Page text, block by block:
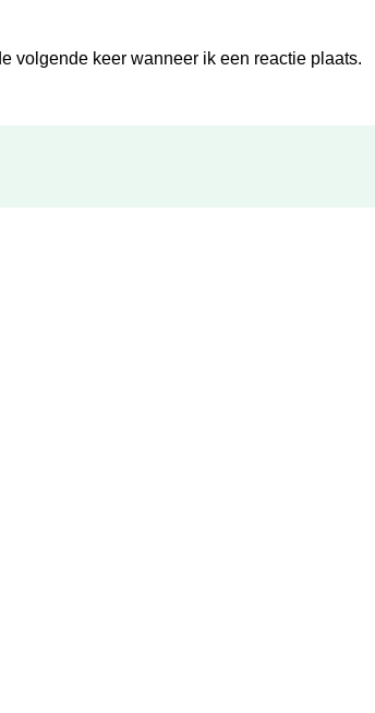
volgende keer wanneer ik een reactie plaats.